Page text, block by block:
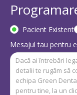
Pacient Existent
Mesajul tau pentru